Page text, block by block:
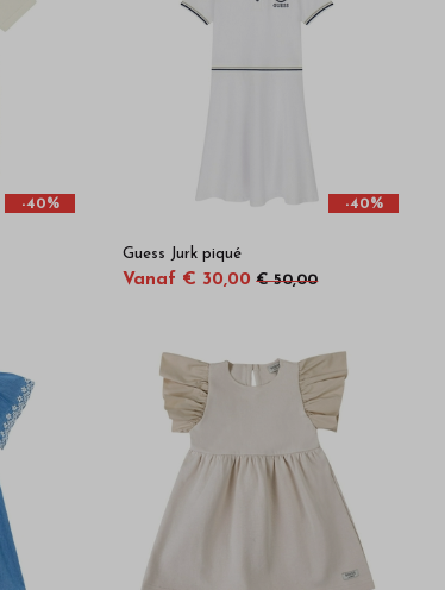
-40% -40%
Guess Jurk piqué
Vanaf € 30,00 € 50,00